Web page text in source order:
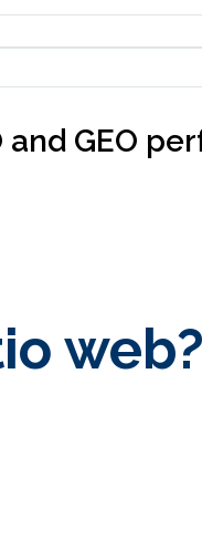
and GEO
web?